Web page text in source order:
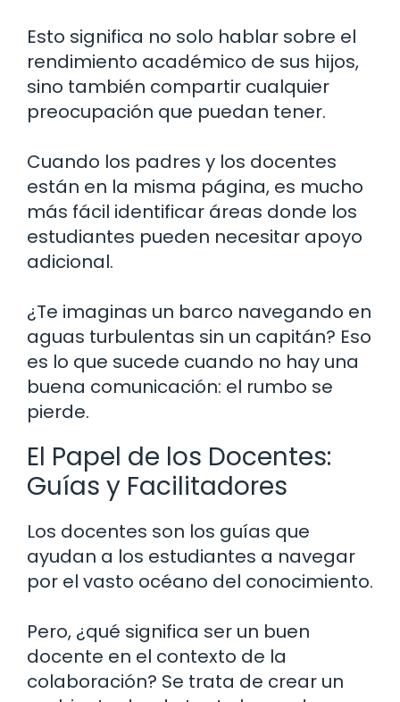
Esto significa no solo hablar sobre el
rendimiento académico de sus hijos,
sino también compartir cualquier
preocupación que puedan tener.
Cuando los padres y los docentes
están en la misma página, es mucho
más fácil identificar áreas donde los
estudiantes pueden necesitar apoyo
adicional.
¿Te imaginas un barco navegando en
aguas turbulentas sin un capitán? Eso
es lo que sucede cuando no hay una
buena comunicación: el rumbo se
pierde.
El Papel de los Docentes:
Guías y Facilitadores
Los docentes son los guías que
ayudan a los estudiantes a navegar
por el vasto océano del conocimiento.
Pero, ¿qué significa ser un buen
docente en el contexto de la
colaboración? Se trata de crear un